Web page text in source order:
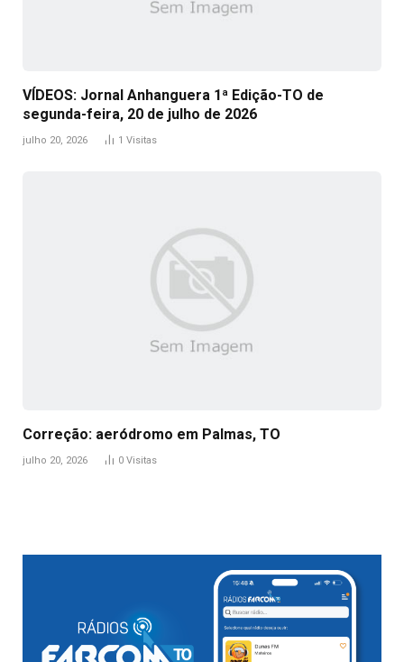
VÍDEOS: Jornal Anhanguera 1ª Edição-TO de
segunda-feira, 20 de julho de 2026
julho 20, 2026 1 Visitas
Correção: aeródromo em Palmas, TO
julho 20, 2026 0 Visitas